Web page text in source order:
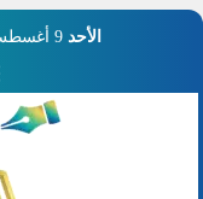
الأحد 9 أغسطس 2026